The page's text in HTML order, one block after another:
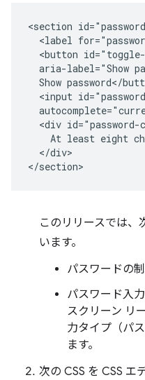
<section
<label
<button
aria-label="Show
Show password</
<input
<div id="password-
At least eight
  </div>
このリリースでは、
います。
パスワードの
パスワード入
スクリーン リ
力タイプ（パ
ます。
次の CSS を CSS エ